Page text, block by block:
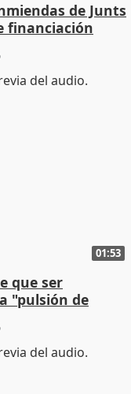
de Junts
financiación
01:53
que ser
"pulsión de